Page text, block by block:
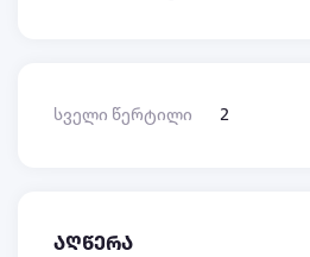
სველი წერტილი 2
აღწერა